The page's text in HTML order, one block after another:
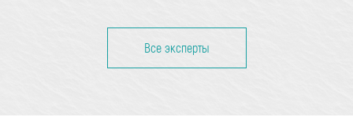
Все эксперты